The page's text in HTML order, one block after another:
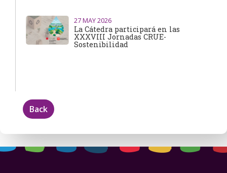
27MAY 2026
La Cátedra participará en las
XXXVIII Jornadas CRUE-
Sostenibilidad
Back